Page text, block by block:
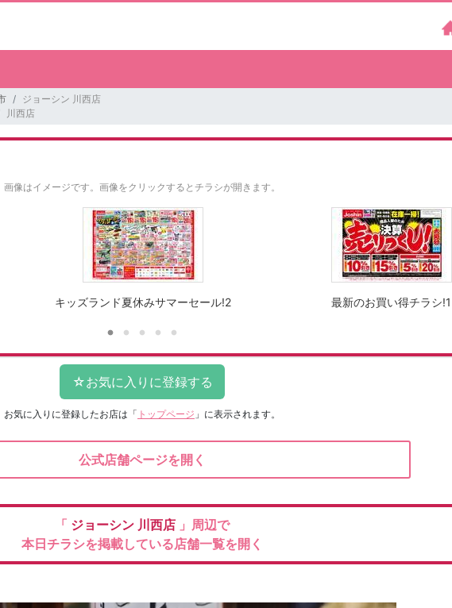
ジョーシン 川西店
川西店
画像はイメージです。 画像をクリックするとチラシが開きます。
キッズランド夏休みサマーセール!2 最新のお買い得チラシ!1
お気に入りに登録したお店は 「 トップページ 」に表示されます。
公式店舗ページを開く
「 ジョーシン 川西店 」周辺で
本日チラシを掲載している店舗一覧を開く